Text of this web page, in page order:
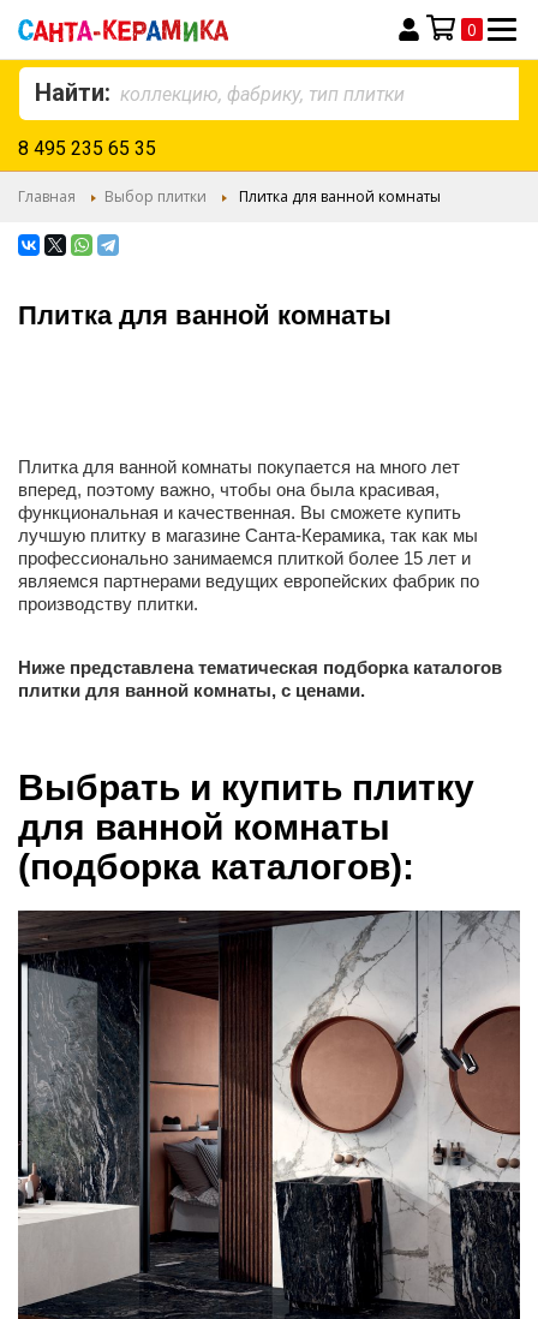
Моя корзина
0
Найти:
8 495 235 65 35
Главная Выбор плитки Плитка для ванной комнаты
Плитка для ванной комнаты
Плитка для ванной комнаты покупается на много лет
вперед, поэтому важно, чтобы она была красивая,
функциональная и качественная. Вы сможете купить
лучшую плитку в магазине Санта-Керамика, так как мы
профессионально занимаемся плиткой более 15 лет и
являемся партнерами ведущих европейских фабрик по
производству плитки.
Ниже представлена тематическая подборка каталогов
плитки для ванной комнаты, с ценами.
Выбрать и купить плитку
для ванной комнаты
(подборка каталогов):